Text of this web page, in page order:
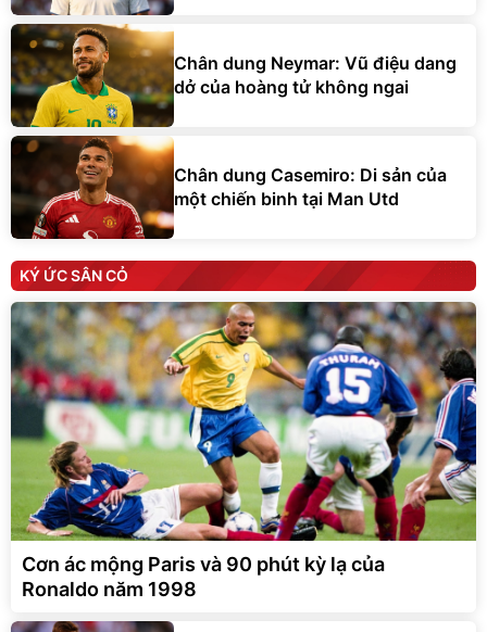
Chân dung Neymar: Vũ điệu dang
dở của hoàng tử không ngai
Chân dung Casemiro: Di sản của
một chiến binh tại Man Utd
KÝ ỨC SÂN CỎ
Cơn ác mộng Paris và 90 phút kỳ lạ của
Ronaldo năm 1998